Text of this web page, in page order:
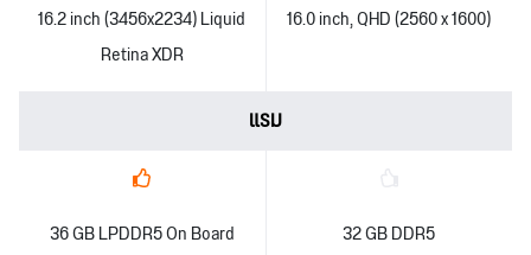
16.2 inch (3456x2234) Liquid
Retina XDR
16.0 inch, QHD (2560 x 1600)
แรม
36 GB LPDDR5 On Board 32 GB DDR5